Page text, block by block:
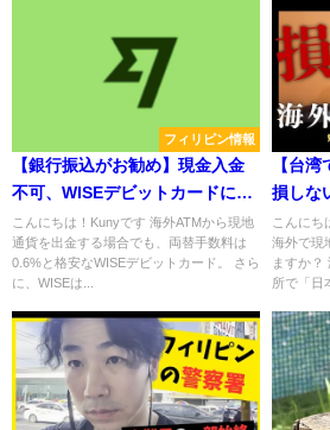
フィリピン情報
【銀行振込がお勧め】現金入金
不可、WISEデビットカードに入
金する方法
こんにちは！Kunyです 海外ATMから現地
通貨を出金する場合でも、両替手数料は
0.6%と格安なWISEデビットカード。 さら
に、WISEは...
【台
損しな
ック！
で現地
こんにち
海外で現
ますか？
所で「日